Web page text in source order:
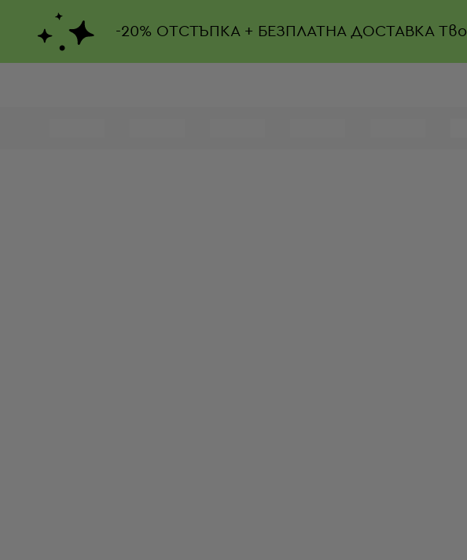
-20% ОТСТЪПКА + БЕЗПЛАТНА ДОСТАВКА